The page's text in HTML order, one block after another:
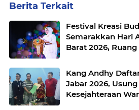
Berita Terkait
Festival Kreasi
Semarakkan Hari
Barat 2026,
Kang Andhy
Jabar 2026,
Kesejahteraan